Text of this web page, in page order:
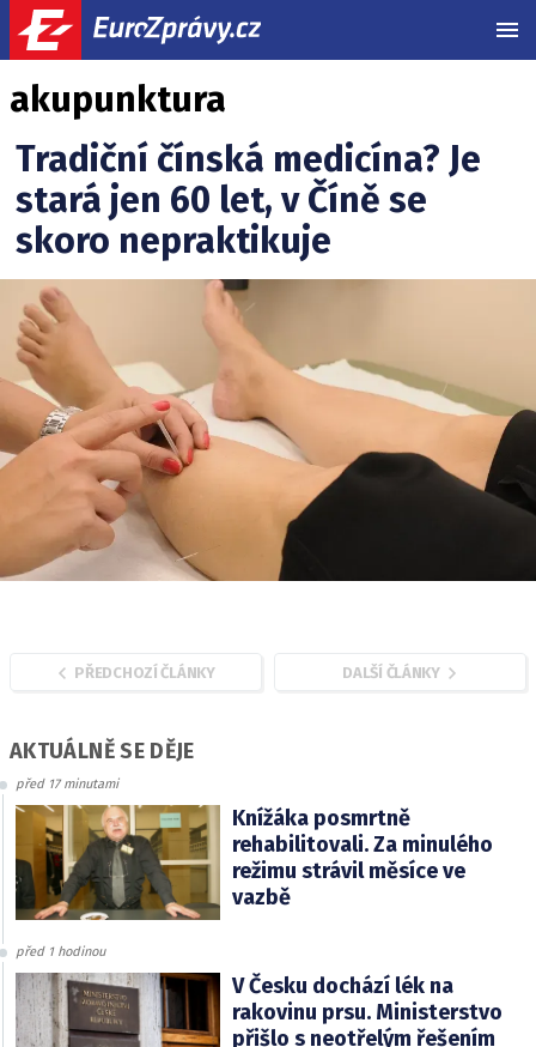
akupunktura
Tradiční čínská medicína? Je
stará jen 60 let, v Číně se
skoro nepraktikuje
PŘEDCHOZÍ ČLÁNKY DALŠÍ ČLÁNKY
AKTUÁLNĚ SE DĚJE
před 17 minutami
Knížáka posmrtně
rehabilitovali. Za minulého
režimu strávil měsíce ve
vazbě
před 1 hodinou
V Česku dochází lék na
rakovinu prsu. Ministerstvo
přišlo s neotřelým řešením